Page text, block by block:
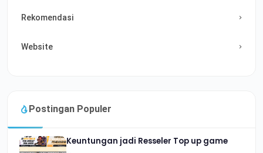
Rekomendasi
Website
Postingan Populer
Keuntungan jadi Resseler Top up game